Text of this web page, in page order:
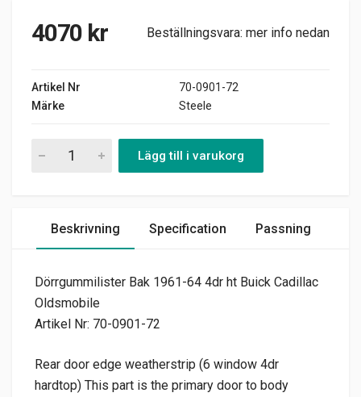
4070 kr Beställningsvara: mer info nedan
Artikel Nr
70-0901-72
Märke
Steele
Lägg till i varukorg
Beskrivning Specification Passning
Dörrgummilister Bak 1961-64 4dr ht Buick Cadillac
Oldsmobile
Artikel Nr: 70-0901-72
Rear door edge weatherstrip (6 window 4dr
hardtop) This part is the primary door to body